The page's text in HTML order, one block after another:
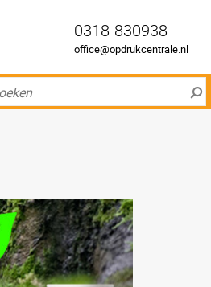
0318-830938
office@opdrukcentrale.nl